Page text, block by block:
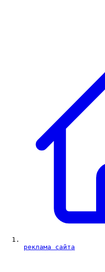
реклама сайта